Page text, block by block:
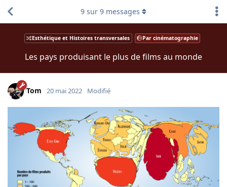
Esthétique et Histoires transversales Par cinématographie
Les pays produisant le plus de films au monde
9 sur 9 messages
Tom 20 mai 2022 Modifié